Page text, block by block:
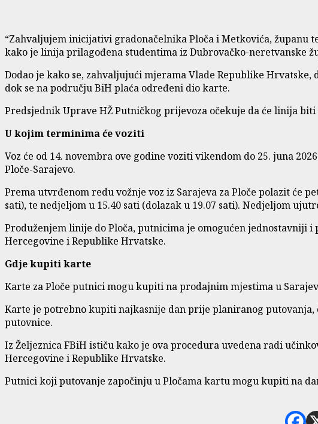
“Zahvaljujem inicijativi gradonačelnika Ploča i Metkovića, županu
kako je linija prilagođena studentima iz Dubrovačko-neretvanske
Dodao je kako se, zahvaljujući mjerama Vlade Republike
dok se na području BiH plaća određeni dio karte.
Predsjednik Uprave HŽ Putničkog prijevoza očekuje da će linija
U kojim terminima će voziti
Voz će od 14. novembra ove godine voziti vikendom do 25. juna
Ploče-Sarajevo.
Prema utvrđenom redu vožnje voz iz Sarajeva za Ploče polazit će
sati), te nedjeljom u 15.40 sati (dolazak u 19.07 sati). Nedjeljom
Produženjem linije do Ploča, putnicima je omogućen jednostavniji
Hercegovine i Republike Hrvatske.
Gdje kupiti karte
Karte za Ploče putnici mogu kupiti na prodajnim mjestima u
Karte je potrebno kupiti najkasnije dan prije planiranog putovanja,
putovnice.
Iz Željeznica FBiH ističu kako je ova procedura uvedena radi
Hercegovine i Republike Hrvatske.
Putnici koji putovanje započinju u Pločama kartu mogu kupiti na